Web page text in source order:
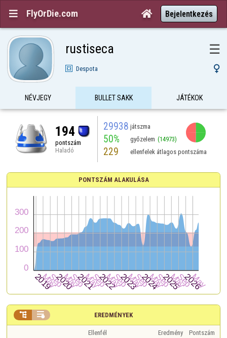
 FlyOrDie.com  Bejelentkezés
rustiseca ☰
Despota 
NÉVJEGY BULLET SAKK JÁTÉKOK
194
pontszám
Haladó
29938 játszma
50% győzelem (14973)
229 ellenfelek átlagos pontszáma
PONTSZÁM ALAKULÁSA
EREDMÉNYEK
 
Ellenfél Eredmény
Pontszám